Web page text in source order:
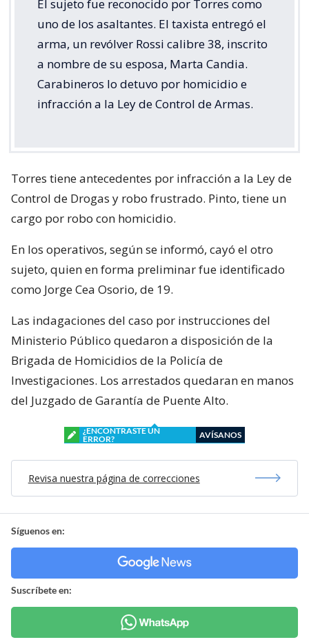
El sujeto fue reconocido por Torres como
uno de los asaltantes. El taxista entregó el
arma, un revólver Rossi calibre 38, inscrito
a nombre de su esposa, Marta Candia.
Carabineros lo detuvo por homicidio e
infracción a la Ley de Control de Armas.
Torres tiene antecedentes por infracción a la Ley de
Control de Drogas y robo frustrado. Pinto, tiene un
cargo por robo con homicidio.
En los operativos, según se informó, cayó el otro
sujeto, quien en forma preliminar fue identificado
como Jorge Cea Osorio, de 19.
Las indagaciones del caso por instrucciones del
Ministerio Público quedaron a disposición de la
Brigada de Homicidios de la Policía de
Investigaciones. Los arrestados quedaran en manos
del Juzgado de Garantía de Puente Alto.
¿ENCONTRASTE UN
ERROR?
AVÍSANOS
Revisa nuestra página de correcciones
Síguenos en:
Suscríbete en: